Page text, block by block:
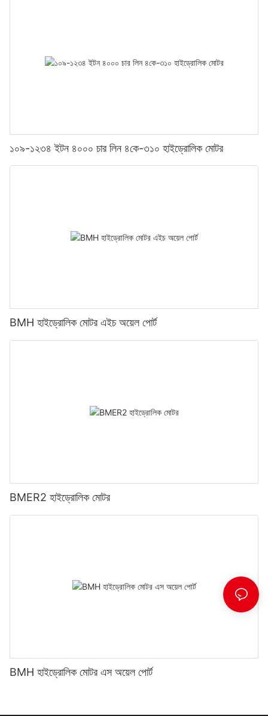
১০৯-১২৩৪ ইটন ৪০০০ চার লিন ৪কে-৩১০ হাইড্রোলিক মোটর
BMH হাইড্রোলিক মোটর এইচ অয়েল পোর্ট
BMER2 হাইড্রোলিক মোটর
BMH হাইড্রোলিক মোটর এস অয়েল পোর্ট